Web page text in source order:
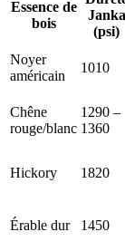
Essence de
bois
Janka
(psi)
Noyer
américain
1010
Chêne
rouge/blanc
1290 –
1360
Hickory 1820
Érable dur 1450